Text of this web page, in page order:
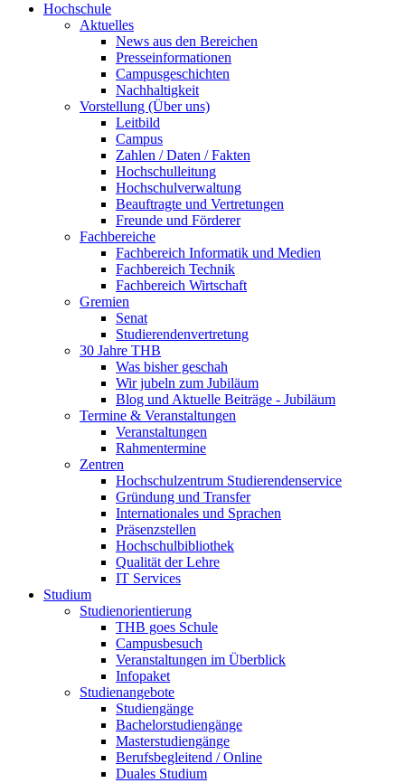
Hochschule
Aktuelles
News aus den Bereichen
Presseinformationen
Campusgeschichten
Nachhaltigkeit
Vorstellung (Über uns)
Leitbild
Campus
Zahlen / Daten / Fakten
Hochschulleitung
Hochschulverwaltung
Beauftragte und Vertretungen
Freunde und Förderer
Fachbereiche
Fachbereich Informatik und Medien
Fachbereich Technik
Fachbereich Wirtschaft
Gremien
Senat
Studierendenvertretung
30 Jahre THB
Was bisher geschah
Wir jubeln zum Jubiläum
Blog und Aktuelle Beiträge - Jubiläum
Termine & Veranstaltungen
Veranstaltungen
Rahmentermine
Zentren
Hochschulzentrum Studierendenservice
Gründung und Transfer
Internationales und Sprachen
Präsenzstellen
Hochschulbibliothek
Qualität der Lehre
IT Services
Studium
Studienorientierung
THB goes Schule
Campusbesuch
Veranstaltungen im Überblick
Infopaket
Studienangebote
Studiengänge
Bachelorstudiengänge
Masterstudiengänge
Berufsbegleitend / Online
Duales Studium